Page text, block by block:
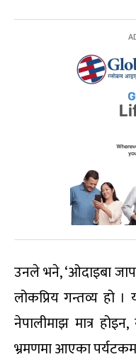
उनले भने, ‘ओदाइबा
लोकप्रिय गन्तव्य हो
नेपालीमाझ मात्र
भ्रमणमा आएका